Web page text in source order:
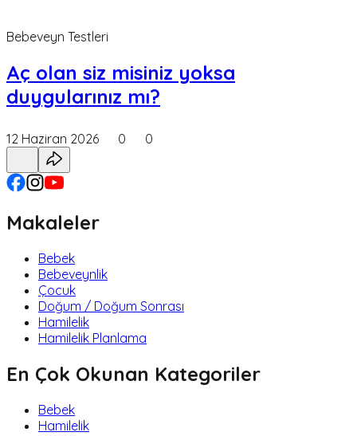
Bebeveyn Testleri
Aç olan siz misiniz yoksa
duygularınız mı?
12 Haziran 2026 0 0
Makaleler
Bebek
Bebeveynlik
Çocuk
Doğum / Doğum Sonrası
Hamilelik
Hamilelik Planlama
En Çok Okunan Kategoriler
Bebek
Hamilelik